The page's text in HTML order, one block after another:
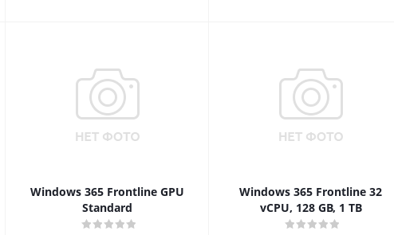
Windows 365 Frontline GPU
Standard
Windows 365 Frontline 32
vCPU, 128 GB, 1 TB